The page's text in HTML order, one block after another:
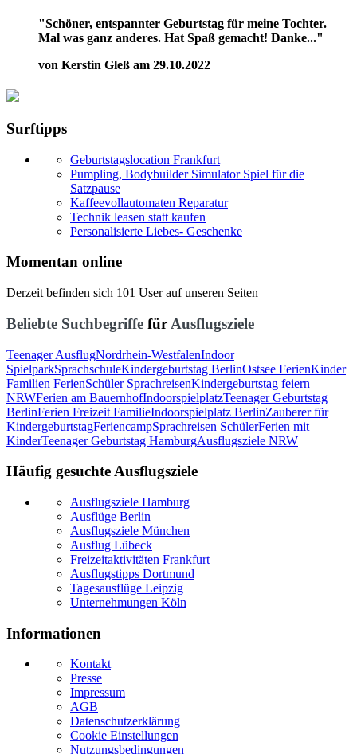
"Schöner, entspannter Geburtstag für meine Tochter.
Mal was ganz anderes. Hat Spaß gemacht! Danke..."
von Kerstin Gleß am 29.10.2022
Surftipps
Geburtstagslocation Frankfurt
Pumpling, Bodybuilder Simulator Spiel für die
Satzpause
Kaffeevollautomaten Reparatur
Technik leasen statt kaufen
Personalisierte Liebes- Geschenke
Momentan online
Derzeit befinden sich 101 User auf unseren Seiten
Beliebte Suchbegriffe für Ausflugsziele
Teenager AusflugNordrhein-WestfalenIndoor
SpielparkSprachschuleKindergeburtstag BerlinOstsee FerienKinder
Familien FerienSchüler SprachreisenKindergeburtstag feiern
NRWFerien am BauernhofIndoorspielplatzTeenager Geburtstag
BerlinFerien Freizeit FamilieIndoorspielplatz BerlinZauberer für
KindergeburtstagFeriencampSprachreisen SchülerFerien mit
KinderTeenager Geburtstag HamburgAusflugsziele NRW
Häufig gesuchte Ausflugsziele
Ausflugsziele Hamburg
Ausflüge Berlin
Ausflugsziele München
Ausflug Lübeck
Freizeitaktivitäten Frankfurt
Ausflugstipps Dortmund
Tagesausflüge Leipzig
Unternehmungen Köln
Informationen
Kontakt
Presse
Impressum
AGB
Datenschutzerklärung
Cookie Einstellungen
Nutzungsbedingungen